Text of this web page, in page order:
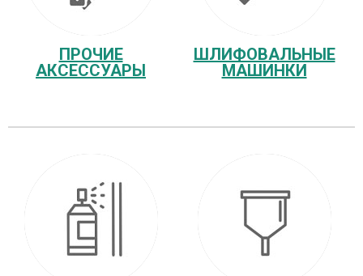
ПРОЧИЕ
АКСЕССУАРЫ
ШЛИФОВАЛЬНЫЕ
МАШИНКИ